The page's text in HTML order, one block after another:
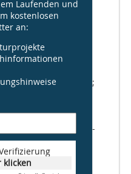
International
ingenerie.fr ;
Saint-Pierre-du-
Laufenden und
kostenlosen
an:
klicken